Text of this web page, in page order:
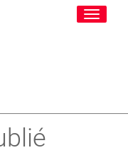
Toggle